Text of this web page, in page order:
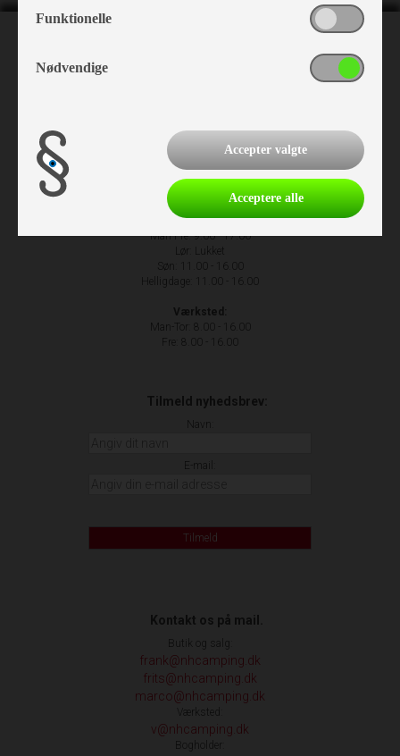
Åbningstider
Man-Fre: 9.00 - 17.00
Lør: Lukket
Søn: 11.00 - 16.00
Helligdage: 11.00 - 16.00
Værksted:
Man-Tor: 8.00 - 16.00
Fre: 8.00 - 16.00
Tilmeld nyhedsbrev:
Navn:
E-mail:
Tilmeld
Kontakt os på mail.
Butik og salg:
frank@nhcamping.dk
frits@nhcamping.dk
marco@nhcamping.dk
Værksted:
v@nhcamping.dk
Bogholder:
Funktionelle
Nødvendige
Accepter valgte
Acceptere alle